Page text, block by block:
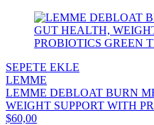
SEPETE EKLE
LEMME
LEMME DEBLOAT BURN
WEIGHT SUPPORT WITH
$60,00